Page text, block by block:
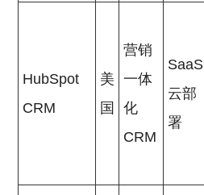
HubSpot
CRM
美
国
营销
一体
化
CRM
SaaS
云部
署